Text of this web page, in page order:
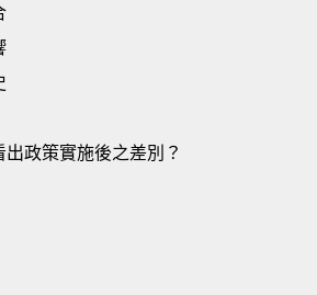
政策實施後之差別？